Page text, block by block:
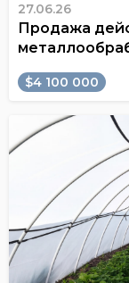
27.06.26
Продажа
$4 100 000